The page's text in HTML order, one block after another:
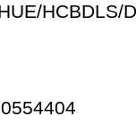
HCBDLS/